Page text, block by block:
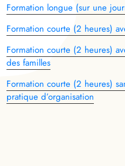
Formation longue (sur une
Formation courte (2 heures)
Formation courte (2 heures)
des familles
Formation courte (2 heures)
pratique d’organisation